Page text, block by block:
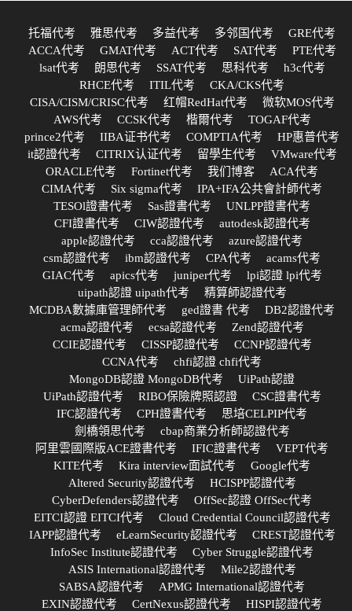
托福代考 雅思代考 多益代考 多邻国代考
GRE代考
ACCA代考
GMAT代考 ACT代考 SAT代考
PTE代考
lsat代考
朗思代考 SSAT代考 思科代考
h3c代考
RHCE代考
ITIL代考
CKA/CKS代考
CISA/CISM/CRISC代考
红帽RedHat代考
微软MOS代考
AWS代考
CCSK代考 楷爾代考
TOGAF代考
prince2代考
IIBA证书代考 COMPTIA代考
HP惠普代考
it認證代考
CITRIX认证代考 留學生代考
VMware代考
ORACLE代考
Fortinet代考 我们博客
ACA代考
CIMA代考
Six sigma代考
IPA+IFA公共會計師代考
TESOl證書代考
Sas證書代考
UNLPP證書代考
CFI證書代考
CIW認證代考
autodesk認證代考
apple認證代考
cca認證代考
azure認證代考
csm認證代考
ibm認證代考 CPA代考
acams代考
GIAC代考
apics代考 juniper代考
lpi認證 lpi代考
uipath認證 uipath代考
精算師認證代考
MCDBA數據庫管理師代考
ged證書 代考
DB2認證代考
acma認證代考
ecsa認證代考
Zend認證代考
CCIE認證代考
CISSP認證代考
CCNP認證代考
CCNA代考
chfi認證 chfi代考
MongoDB認證 MongoDB代考
UiPath認證
UiPath認證代考
RIBO保險牌照認證
CSC證書代考
IFC認證代考
CPH證書代考
思培CELPIP代考
劍橋領思代考
cbap商業分析師認證代考
阿里雲國際版ACE證書代考
IFIC證書代考
VEPT代考
KITE代考
Kira interview面試代考
Google代考
Altered Security認證代考
HCISPP認證代考
CyberDefenders認證代考
OffSec認證 OffSec代考
EITCI認證 EITCI代考
Cloud Credential Council認證代考
IAPP認證代考
eLearnSecurity認證代考
CREST認證代考
InfoSec Institute認證代考
Cyber Struggle認證代考
ASIS International認證代考
Mile2認證代考
SABSA認證代考
APMG International認證代考
EXIN認證代考
CertNexus認證代考
HISPI認證代考